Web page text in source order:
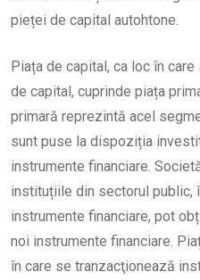
pieței de capital autohtone.
Piața de capital, ca loc în
de capital, cuprinde piața
primară reprezintă acel
sunt puse la dispoziția
instrumente financiare.
instituțiile din sectorul public,
instrumente financiare, pot
noi instrumente financiare.
în care se tranzacţionează